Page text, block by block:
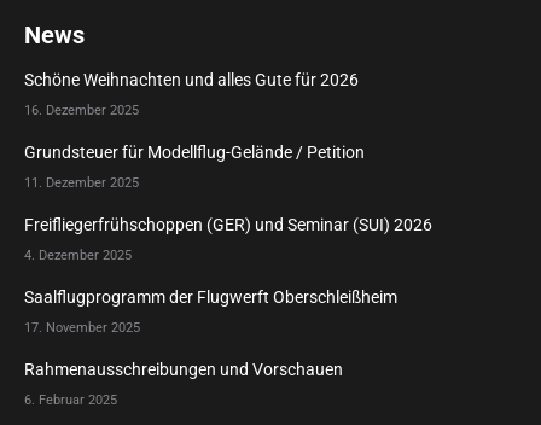
News
Schöne Weihnachten und alles Gute für 2026
16. Dezember 2025
Grundsteuer für Modellflug-Gelände / Petition
11. Dezember 2025
Freifliegerfrühschoppen (GER) und Seminar (SUI) 2026
4. Dezember 2025
Saalflugprogramm der Flugwerft Oberschleißheim
17. November 2025
Rahmenausschreibungen und Vorschauen
6. Februar 2025